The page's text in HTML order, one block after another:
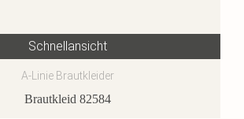
Schnellansicht
A-Linie Brautkleider
Brautkleid 82584